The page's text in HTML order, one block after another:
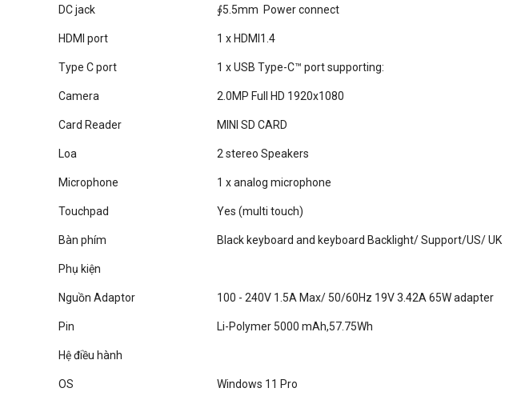
DC jack ∮5.5mm Power connect
HDMI port 1 x HDMI1.4
Type C port 1 x USB Type-C™ port supporting:
Camera 2.0MP Full HD 1920x1080
Card Reader MINI SD CARD
Loa 2 stereo Speakers
Microphone 1 x analog microphone
Touchpad Yes (multi touch)
Bàn phím Black keyboard and keyboard Backlight/ Support/US/ UK
Phụ kiện
Nguồn Adaptor 100 - 240V 1.5A Max/ 50/60Hz 19V 3.42A 65W adapter
Pin Li-Polymer 5000 mAh,57.75Wh
Hệ điều hành
OS Windows 11 Pro